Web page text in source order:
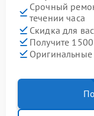
Срочный
течении часа
Скидка для
Получите